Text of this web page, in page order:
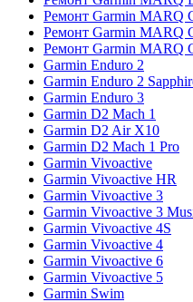
Ремонт Garmin MARQ
Ремонт Garmin MARQ
Ремонт Garmin MARQ
Garmin Enduro 2
Garmin Enduro 2
Garmin Enduro 3
Garmin D2 Mach 1
Garmin D2 Air X10
Garmin D2 Mach 1 Pro
Garmin Vivoactive
Garmin Vivoactive HR
Garmin Vivoactive 3
Garmin Vivoactive 3
Garmin Vivoactive 4S
Garmin Vivoactive 4
Garmin Vivoactive 6
Garmin Vivoactive 5
Garmin Swim